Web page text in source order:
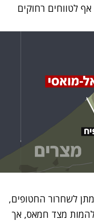
אף לטווחים רחוקים
לשחרור החטופים,
מצד חמאס, אך